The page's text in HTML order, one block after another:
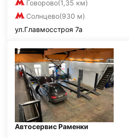
Говорово(1,35 км)
Солнцево(930 м)
ул.Главмосстроя 7а
Автосервис Раменки